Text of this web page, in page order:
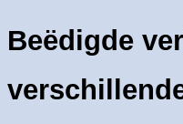
Beëdigde